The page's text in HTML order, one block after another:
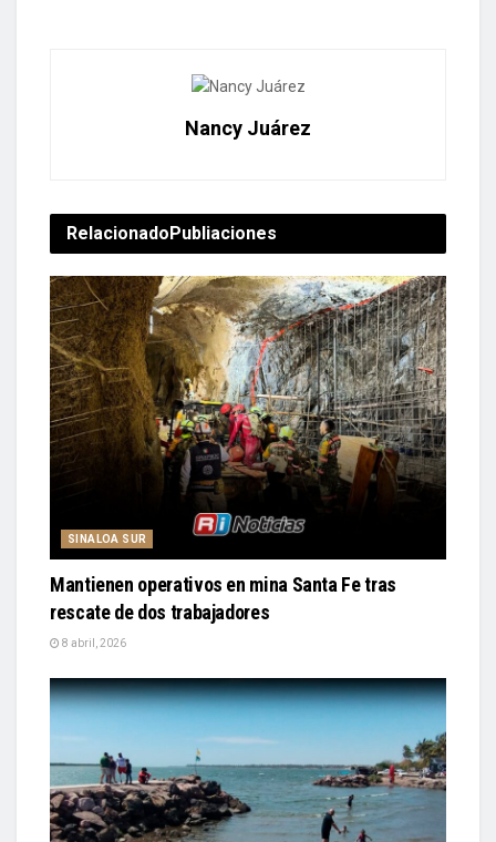
Nancy Juárez
RelacionadoPubliaciones
SINALOA SUR
Mantienen operativos en mina Santa Fe tras
rescate de dos trabajadores
8 abril, 2026